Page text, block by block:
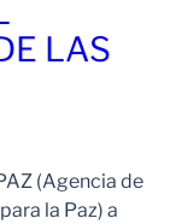
LAS
(Agencia de
la Paz) a